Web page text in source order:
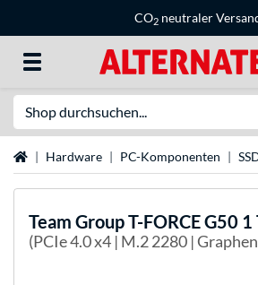
CO2 neutraler
StartseiteHardware PC-Komponenten
Team GroupT-FORCE G50 1
(PCIe 4.0 x4 | M.2 2280 |